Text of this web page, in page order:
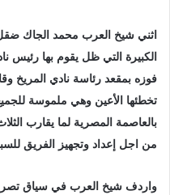
اثني شيخ العرب محمد الجاك
الكبيرة التي ظل يقوم بها
فوزه بمقعد رئاسة نادي المريخ
تخطئها الأعين وهي ملموسة
بالعاصمة المصرية لما يقارب
من اجل إعداد وتجهيز الفريق
واردف شيخ العرب في سياق